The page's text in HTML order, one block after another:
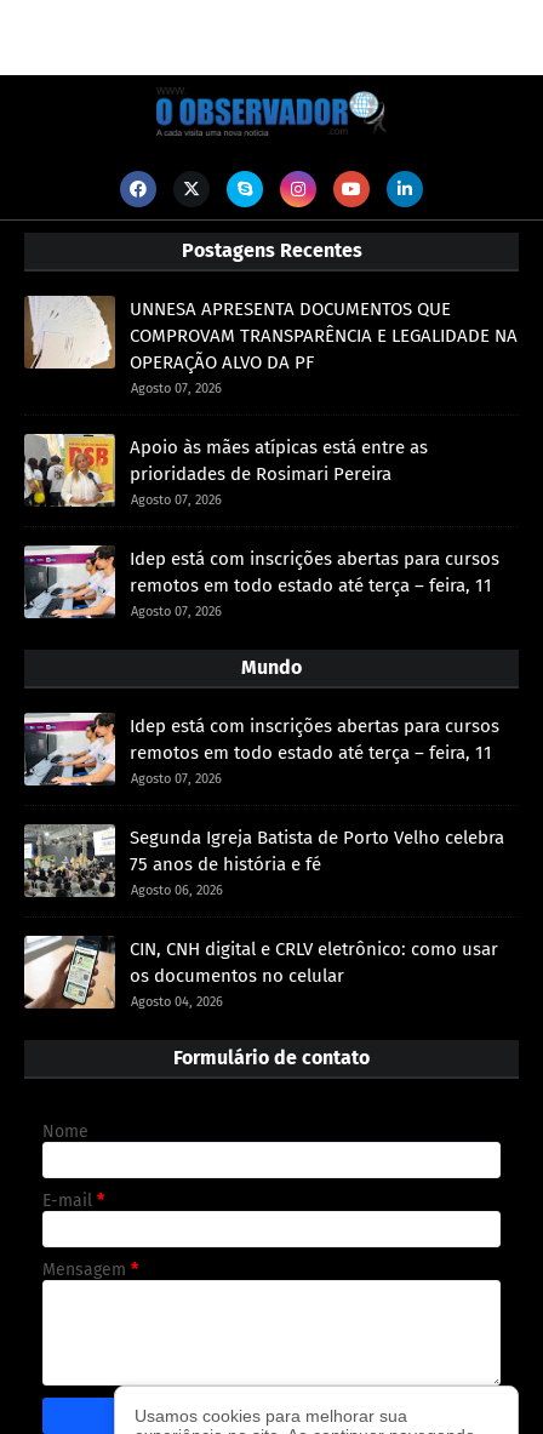
Postagens Recentes
UNNESA APRESENTA DOCUMENTOS QUE
COMPROVAM TRANSPARÊNCIA E LEGALIDADE NA
OPERAÇÃO ALVO DA PF
Agosto 07, 2026
Apoio às mães atípicas está entre as
prioridades de Rosimari Pereira
Agosto 07, 2026
Idep está com inscrições abertas para cursos
remotos em todo estado até terça – feira, 11
Agosto 07, 2026
Mundo
Idep está com inscrições abertas para cursos
remotos em todo estado até terça – feira, 11
Agosto 07, 2026
Segunda Igreja Batista de Porto Velho celebra
75 anos de história e fé
Agosto 06, 2026
CIN, CNH digital e CRLV eletrônico: como usar
os documentos no celular
Agosto 04, 2026
Formulário de contato
Nome
E-mail *
Mensagem *
Usamos cookies para melhorar sua